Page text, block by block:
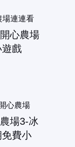
場連連看
心農場